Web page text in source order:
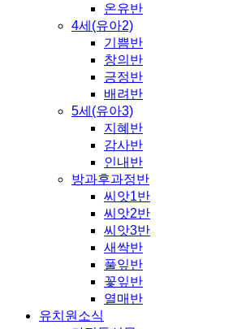
온유반
4세(유아2)
기쁨반
창의반
긍정반
배려반
5세(유아3)
지혜반
감사반
인내반
방과후과정반
씨앗1반
씨앗2반
씨앗3반
새싹반
풀잎반
꽃잎반
열매반
유치원소식